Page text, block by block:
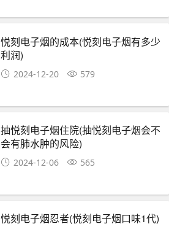
悦刻电子烟的成本(悦刻电子烟有多少
利润)
2024-12-20 579
抽悦刻电子烟住院(抽悦刻电子烟会不
会有肺水肿的风险)
2024-12-06 565
悦刻电子烟忍者(悦刻电子烟口味1代)